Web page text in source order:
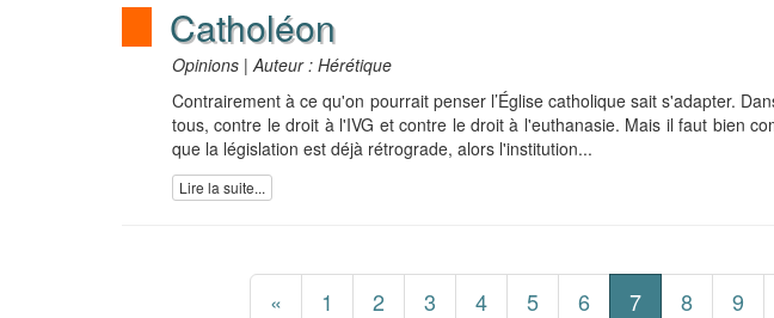
Catholéon
Opinions | Auteur : Hérétique
Contrairement à ce qu'on pourrait penser l’Église catholique sait s'adapter.
tous, contre le droit à l'IVG et contre le droit à l'euthanasie. Mais il faut bien
que la législation est déjà rétrograde, alors l'institution...
Lire la suite...
« 1 2 3 4 5 6 7 8 9